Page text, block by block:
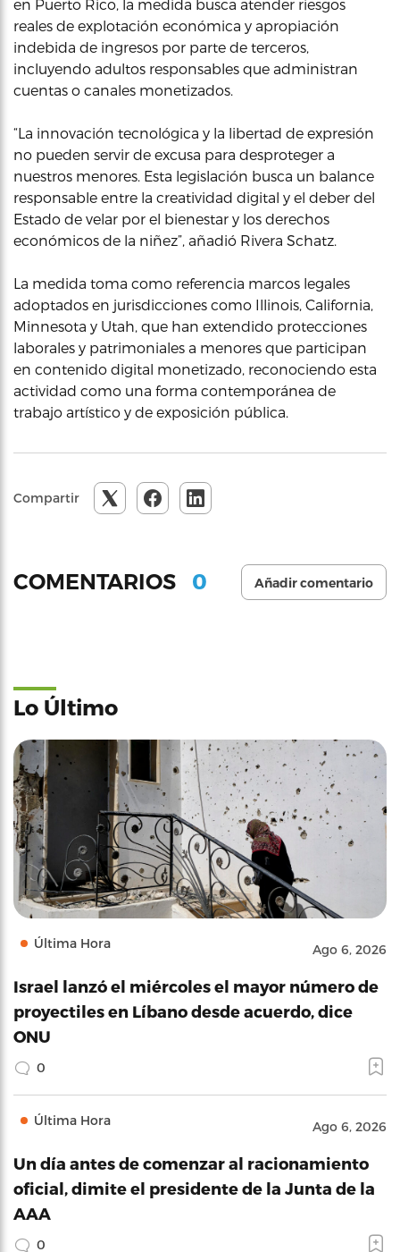
en Puerto Rico, la medida busca atender riesgos
reales de explotación económica y apropiación
indebida de ingresos por parte de terceros,
incluyendo adultos responsables que administran
cuentas o canales monetizados.
“La innovación tecnológica y la libertad de expresión
no pueden servir de excusa para desproteger a
nuestros menores. Esta legislación busca un balance
responsable entre la creatividad digital y el deber del
Estado de velar por el bienestar y los derechos
económicos de la niñez”, añadió Rivera Schatz.
La medida toma como referencia marcos legales
adoptados en jurisdicciones como Illinois, California,
Minnesota y Utah, que han extendido protecciones
laborales y patrimoniales a menores que participan
en contenido digital monetizado, reconociendo esta
actividad como una forma contemporánea de
trabajo artístico y de exposición pública.
Compartir
COMENTARIOS 0 Añadir comentario
Lo Último
Última Hora Ago 6, 2026
Israel lanzó el miércoles el mayor número de
proyectiles en Líbano desde acuerdo, dice
ONU
0
Última Hora Ago 6, 2026
Un día antes de comenzar al racionamiento
oficial, dimite el presidente de la Junta de la
AAA
0